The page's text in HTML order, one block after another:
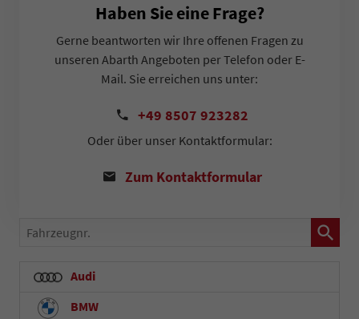
Haben Sie eine Frage?
Gerne beantworten wir Ihre offenen Fragen zu
unseren Abarth Angeboten per Telefon oder E-
Mail. Sie erreichen uns unter:
+49 8507 923282
Oder über unser Kontaktformular:
Zum Kontaktformular
Fahrzeugnr.
Audi
BMW